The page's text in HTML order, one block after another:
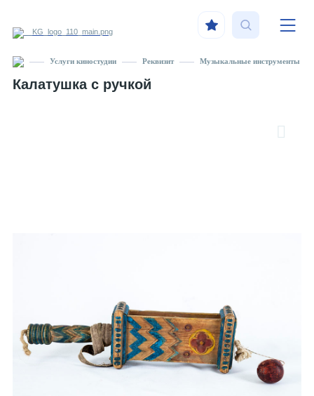
Услуги киностудии Реквизит Музыкальные инструменты
Калатушка с ручкой